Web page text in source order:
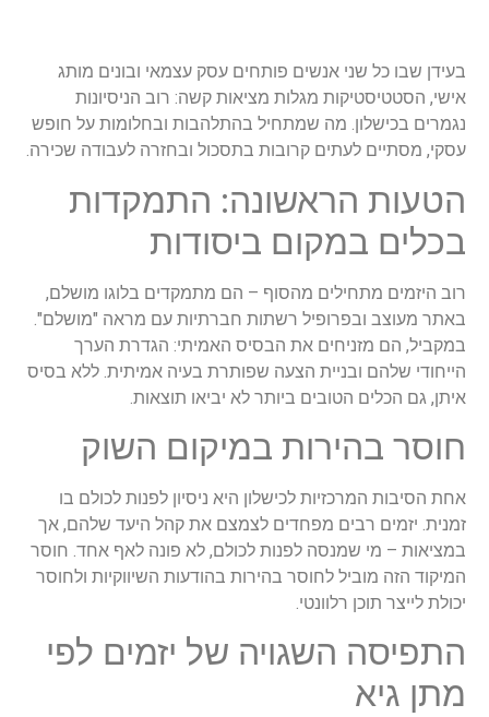
בעידן שבו כל שני אנשים פותחים עסק עצמאי ובונים מותג
אישי, הסטטיסטיקות מגלות מציאות קשה: רוב הניסיונות
נגמרים בכישלון. מה שמתחיל בהתלהבות ובחלומות על חופש
עסקי, מסתיים לעתים קרובות בתסכול ובחזרה לעבודה שכירה.
הטעות הראשונה: התמקדות
בכלים במקום ביסודות
רוב היזמים מתחילים מהסוף – הם מתמקדים בלוגו מושלם,
באתר מעוצב ובפרופיל רשתות חברתיות עם מראה "מושלם".
במקביל, הם מזניחים את הבסיס האמיתי: הגדרת הערך
הייחודי שלהם ובניית הצעה שפותרת בעיה אמיתית. ללא בסיס
איתן, גם הכלים הטובים ביותר לא יביאו תוצאות.
חוסר בהירות במיקום השוק
אחת הסיבות המרכזיות לכישלון היא ניסיון לפנות לכולם בו
זמנית. יזמים רבים מפחדים לצמצם את קהל היעד שלהם, אך
במציאות – מי שמנסה לפנות לכולם, לא פונה לאף אחד. חוסר
המיקוד הזה מוביל לחוסר בהירות בהודעות השיווקיות ולחוסר
יכולת לייצר תוכן רלוונטי.
התפיסה השגויה של יזמים לפי
מתן גיא